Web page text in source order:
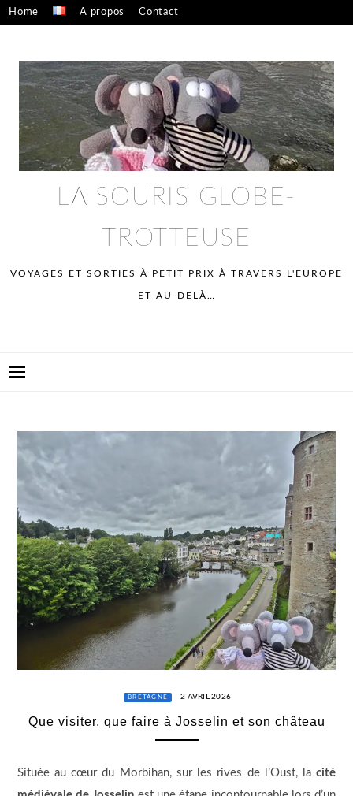
Skip
to
Home A propos Contact
LA SOURIS GLOBE-
TROTTEUSE
VOYAGES ET SORTIES À PETIT PRIX À TRAVERS L'EUROPE
ET AU-DELÀ…
BRETAGNE 2 AVRIL 2026
Que visiter, que faire à Josselin et son château
Située au cœur du Morbihan, sur les rives de l’Oust, lacité